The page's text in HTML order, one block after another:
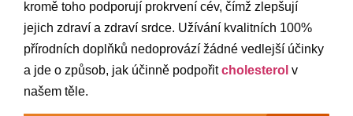
kromě toho podporují prokrvení cév, čímž zlepšují
jejich zdraví a zdraví srdce. Užívání kvalitních 100%
přírodních doplňků nedoprovází žádné vedlejší účinky
a jde o způsob, jak účinně podpořitcholesterol v
našem těle.